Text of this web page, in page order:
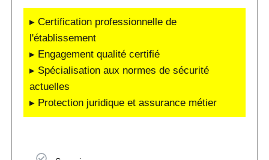
▸ Certification professionnelle de
l'établissement
▸ Engagement qualité certifié
▸ Spécialisation aux normes de sécurité
actuelles
▸ Protection juridique et assurance métier